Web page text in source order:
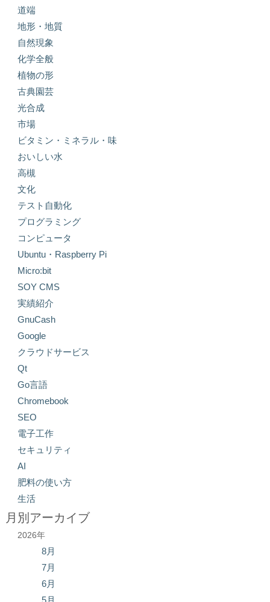
道端
地形・地質
自然現象
化学全般
植物の形
古典園芸
光合成
市場
ビタミン・ミネラル・味
おいしい水
高槻
文化
テスト自動化
プログラミング
コンピュータ
Ubuntu・Raspberry Pi
Micro:bit
SOY CMS
実績紹介
GnuCash
Google
クラウドサービス
Qt
Go言語
Chromebook
SEO
電子工作
セキュリティ
AI
肥料の使い方
生活
月別アーカイブ
2026年
8月
7月
6月
5月